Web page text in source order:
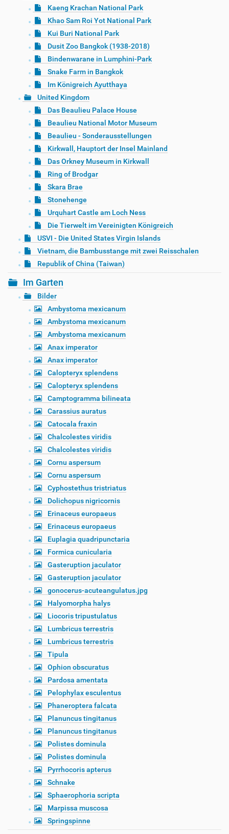
Kaeng Krachan National Park
Khao Sam Roi Yot National Park
Kui Buri National Park
Dusit Zoo Bangkok (1938-2018)
Bindenwarane in Lumphini-Park
Snake Farm in Bangkok
Im Königreich Ayutthaya
United Kingdom
Das Beaulieu Palace House
Beaulieu National Motor Museum
Beaulieu - Sonderausstellungen
Kirkwall, Hauptort der Insel Mainland
Das Orkney Museum in Kirkwall
Ring of Brodgar
Skara Brae
Stonehenge
Urquhart Castle am Loch Ness
Die Tierwelt im Vereinigten Königreich
USVI - Die United States Virgin Islands
Vietnam, die Bambusstange mit zwei Reisschalen
Republik of China (Taiwan)
Im Garten
Bilder
Ambystoma mexicanum
Ambystoma mexicanum
Ambystoma mexicanum
Anax imperator
Anax imperator
Calopteryx splendens
Calopteryx splendens
Camptogramma bilineata
Carassius auratus
Catocala fraxin
Chalcolestes viridis
Chalcolestes viridis
Cornu aspersum
Cornu aspersum
Cyphostethus tristriatus
Dolichopus nigricornis
Erinaceus europaeus
Erinaceus europaeus
Euplagia quadripunctaria
Formica cunicularia
Gasteruption jaculator
Gasteruption jaculator
gonocerus-acuteangulatus.jpg
Halyomorpha halys
Liocoris tripustulatus
Lumbricus terrestris
Lumbricus terrestris
Tipula
Ophion obscuratus
Pardosa amentata
Pelophylax esculentus
Phaneroptera falcata
Planuncus tingitanus
Planuncus tingitanus
Polistes dominula
Polistes dominula
Pyrrhocoris apterus
Schnake
Sphaerophoria scripta
Marpissa muscosa
Springspinne